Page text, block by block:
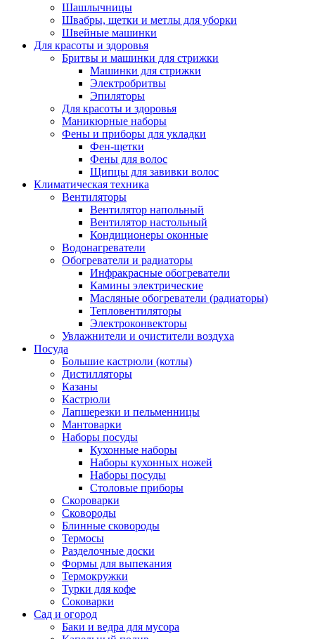
Шашлычницы
Швабры, щетки и метлы для уборки
Швейные машинки
Для красоты и здоровья
Бритвы и машинки для стрижки
Машинки для стрижки
Электробритвы
Эпиляторы
Для красоты и здоровья
Маникюрные наборы
Фены и приборы для укладки
Фен-щетки
Фены для волос
Щипцы для завивки волос
Климатическая техника
Вентиляторы
Вентилятор напольный
Вентилятор настольный
Кондиционеры оконные
Водонагреватели
Обогреватели и радиаторы
Инфракрасные обогреватели
Камины электрические
Масляные обогреватели (радиаторы)
Тепловентиляторы
Электроконвекторы
Увлажнители и очистители воздуха
Посуда
Большие кастрюли (котлы)
Дистилляторы
Казаны
Кастрюли
Лапшерезки и пельменницы
Мантоварки
Наборы посуды
Кухонные наборы
Наборы кухонных ножей
Наборы посуды
Столовые приборы
Скороварки
Сковороды
Блинные сковороды
Термосы
Разделочные доски
Формы для выпекания
Термокружки
Турки для кофе
Соковарки
Сад и огород
Баки и ведра для мусора